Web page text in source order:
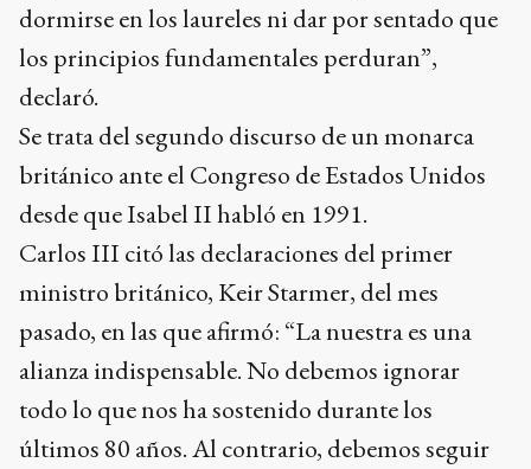
dormirse en los laureles ni dar por sentado que
los principios fundamentales perduran”,
declaró.
Se trata del segundo discurso de un monarca
británico ante el Congreso de Estados Unidos
desde que Isabel II habló en 1991.
Carlos III citó las declaraciones del primer
ministro británico, Keir Starmer, del mes
pasado, en las que afirmó: “La nuestra es una
alianza indispensable. No debemos ignorar
todo lo que nos ha sostenido durante los
últimos 80 años. Al contrario, debemos seguir